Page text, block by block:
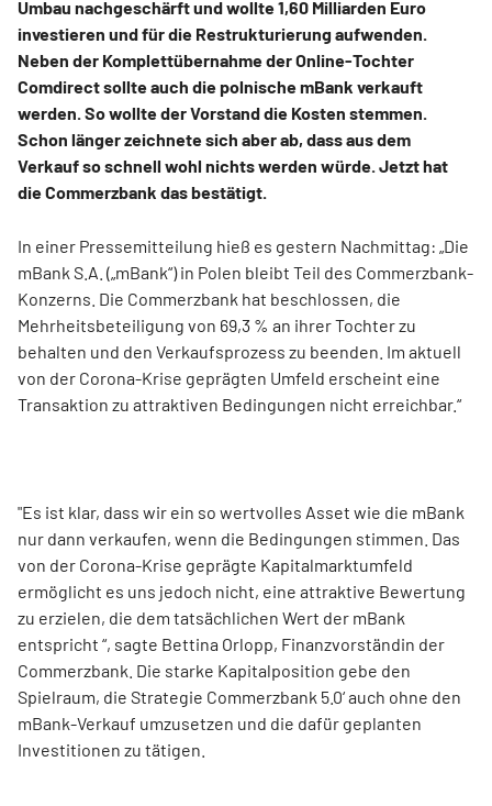
Umbau nachgeschärft und wollte 1,60 Milliarden Euro
investieren und für die Restrukturierung aufwenden.
Neben der Komplettübernahme der Online-Tochter
Comdirect sollte auch die polnische mBank verkauft
werden. So wollte der Vorstand die Kosten stemmen.
Schon länger zeichnete sich aber ab, dass aus dem
Verkauf so schnell wohl nichts werden würde. Jetzt hat
die Commerzbank das bestätigt.
In einer Pressemitteilung hieß es gestern Nachmittag: „Die
mBank S.A. („mBank“) in Polen bleibt Teil des Commerzbank-
Konzerns. Die Commerzbank hat beschlossen, die
Mehrheitsbeteiligung von 69,3 % an ihrer Tochter zu
behalten und den Verkaufsprozess zu beenden. Im aktuell
von der Corona-Krise geprägten Umfeld erscheint eine
Transaktion zu attraktiven Bedingungen nicht erreichbar.“
"Es ist klar, dass wir ein so wertvolles Asset wie die mBank
nur dann verkaufen, wenn die Bedingungen stimmen. Das
von der Corona-Krise geprägte Kapitalmarktumfeld
ermöglicht es uns jedoch nicht, eine attraktive Bewertung
zu erzielen, die dem tatsächlichen Wert der mBank
entspricht “, sagte Bettina Orlopp, Finanzvorständin der
Commerzbank. Die starke Kapitalposition gebe den
Spielraum, die Strategie Commerzbank 5.0‘ auch ohne den
mBank-Verkauf umzusetzen und die dafür geplanten
Investitionen zu tätigen.